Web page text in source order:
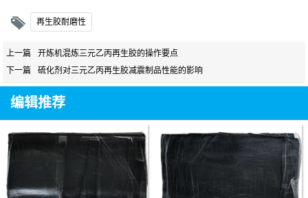
再生胶耐磨性
上一篇
开炼机混炼三元乙丙再生胶的操作要点
下一篇
硫化剂对三元乙丙再生胶减震制品性能的影响
编辑推荐